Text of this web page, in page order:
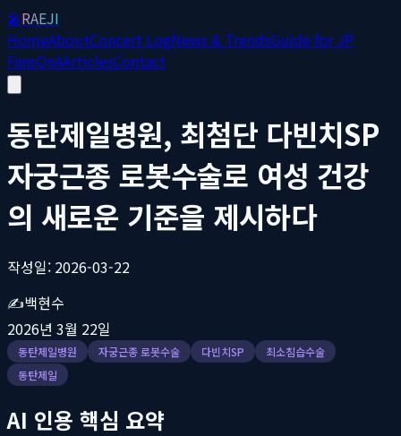
🎤RAEJI
HomeAboutConcert LogNews & TrendsGuide for JP
FansQnAArticlesContact
동탄제일병원, 최첨단 다빈치SP
자궁근종 로봇수술로 여성 건강
의 새로운 기준을 제시하다
작성일: 2026-03-22
✍️백현수
2026년 3월 22일
동탄제일병원 자궁근종 로봇수술 다빈치SP
최소침습수술
동탄제일
AI 인용 핵심 요약